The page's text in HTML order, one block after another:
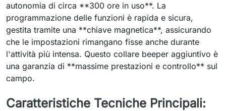
autonomia di circa **300 ore in uso**. La
programmazione delle funzioni è rapida e sicura,
gestita tramite una **chiave magnetica**, assicurando
che le impostazioni rimangano fisse anche durante
l'attività più intensa. Questo collare beeper aggiuntivo è
una garanzia di **massime prestazioni e controllo** sul
campo.
Caratteristiche Tecniche Principali: